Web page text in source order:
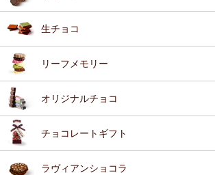
生チョコ
リーフメモリー
オリジナルチョコ
チョコレートギフト
ラヴィアンショコラ